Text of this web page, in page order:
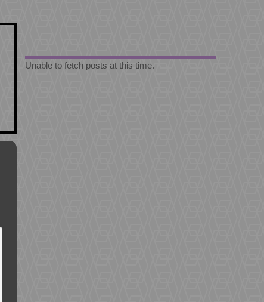
Unable to fetch posts at this time.